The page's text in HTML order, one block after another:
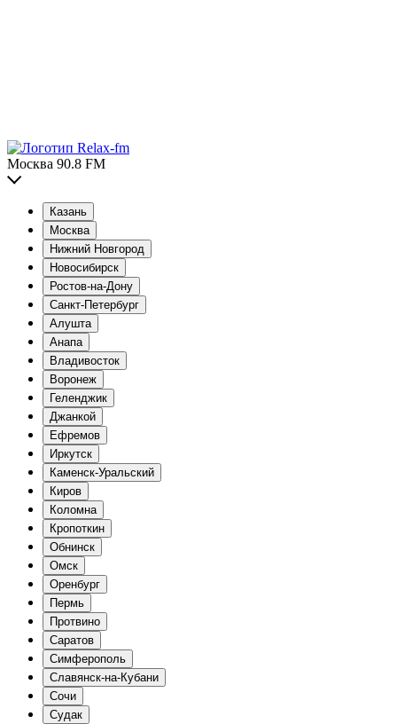
Москва 90.8 FM
Казань
Москва
Нижний Новгород
Новосибирск
Ростов-на-Дону
Санкт-Петербург
Алушта
Анапа
Владивосток
Воронеж
Геленджик
Джанкой
Ефремов
Иркутск
Каменск-Уральский
Киров
Коломна
Кропоткин
Обнинск
Омск
Оренбург
Пермь
Протвино
Саратов
Симферополь
Славянск-на-Кубани
Сочи
Судак